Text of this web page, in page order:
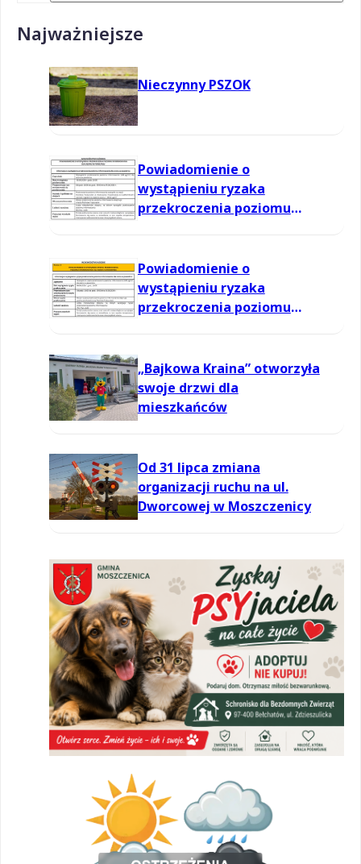
Najważniejsze
Nieczynny PSZOK
Powiadomienie o
wystąpieniu ryzaka
przekroczenia poziomu
Powiadomienie o
wystąpieniu ryzaka
przekroczenia poziomu
„Bajkowa Kraina” otworzyła
swoje drzwi dla
mieszkańców
Od 31 lipca zmiana
organizacji ruchu na ul.
Dworcowej w Moszczenicy